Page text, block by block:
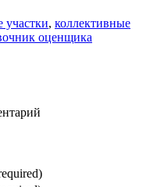
участки, коллективные
оценщика